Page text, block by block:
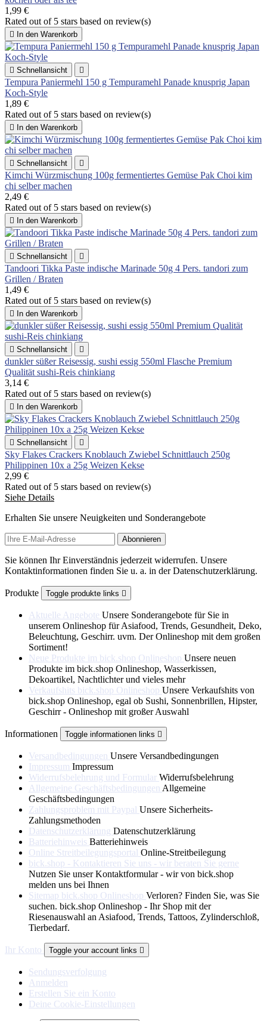
1,99 €
Rated out of 5 stars based on review(s)
 In den Warenkorb
 Schnellansicht 
Tempura Paniermehl 150 g Tempuramehl Panade knusprig Japan
Koch-Style
1,89 €
Rated out of 5 stars based on review(s)
 In den Warenkorb
 Schnellansicht 
Kimchi Würzmischung 100g fermentiertes Gemüse Pak Choi kim
chi selber machen
2,49 €
Rated out of 5 stars based on review(s)
 In den Warenkorb
 Schnellansicht 
Tandoori Tikka Paste indische Marinade 50g 4 Pers. tandori zum
Grillen / Braten
1,49 €
Rated out of 5 stars based on review(s)
 In den Warenkorb
 Schnellansicht 
dunkler süßer Reisessig, sushi essig 550ml Flasche Premium
Qualität sushi-Reis chinkiang
3,14 €
Rated out of 5 stars based on review(s)
 In den Warenkorb
 Schnellansicht 
Sky Flakes Crackers Knoblauch Zwiebel Schnittlauch 250g
Philippinen 10x a 25g Weizen Kekse
2,99 €
Rated out of 5 stars based on review(s)
Siehe Details
Erhalten Sie unsere Neuigkeiten und Sonderangebote
Sie können Ihr Einverständnis jederzeit widerrufen. Unsere
Kontaktinformationen finden Sie u. a. in der Datenschutzerklärung.
Produkte Toggle produkte links 
Aktuelle Angebote Unsere Sonderangebote für Sie in
unserem Onlineshop für Asiafood, Trends, Gesundheit, Deko,
Beleuchtung, Geschirr. uvm. Der Onlineshop mit dem großen
Sortiment!
Neue Produkte im bick.shop Onlineshop Unsere neuen
Produkte im bick.shop Onlineshop, Wasserkissen,
Dekoartikel, Nachtlichter und vieles mehr
Verkaufshits bick.shop Onlineshop Unsere Verkaufshits von
bick.shop Onlineshop, egal ob Sushi, Sonnenbrillen, Hipster,
Geschirr - Onlineshop mit großer Auswahl
Informationen Toggle informationen links 
Versandbedingungen Unsere Versandbedingungen
Impressum Impressum
Widerrufsbelehrung und Formular Widerrufsbelehrung
Allgemeine Geschäftsbedingungen Allgemeine
Geschäftsbedingungen
Zahlungsproblem mit Paypal Unsere Sicherheits-
Zahlungsmethoden
Datenschutzerklärung Datenschutzerklärung
Batteriehinweis Batteriehinweis
Online Streitbeilegungsportal Online-Streitbeilegung
bick.shop - Kontaktieren Sie uns - wir beraten Sie gerne
Nutzen Sie unser Kontaktformular - wir von bick.shop
melden uns bei Ihnen
Sitemap bick.shop Onlineshop Verloren? Finden Sie, was Sie
suchen. bick.shop Onlineshop - Ihr Shop mit der
Riesenauswahl an Asiafood, Trends, Tattoos, Zylinderschloß,
Tierbedarf.
Ihr Konto Toggle your account links 
Sendungsverfolgung
Anmelden
Erstellen Sie ein Konto
Deine Cookie-Einstellungen